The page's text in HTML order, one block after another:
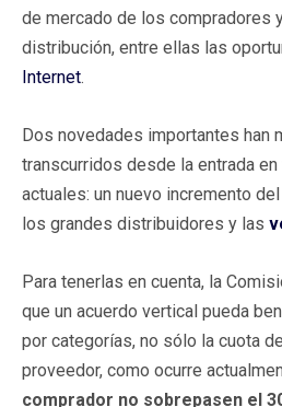
de mercado de los compradores
distribución, entre ellas las
Internet.
Dos novedades importantes han
transcurridos desde la entrada
actuales: un nuevo incremento
los grandes distribuidores y las
Para tenerlas en cuenta, la
que un acuerdo vertical pueda
por categorías, no sólo la cuota
proveedor, como ocurre
comprador no sobrepasen el